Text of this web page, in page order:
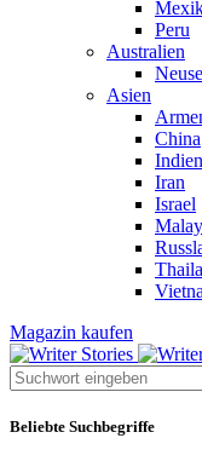
Peru
Australien
Asien
China
Indien
Iran
Israel
Magazin kaufen
Beliebte Suchbegriffe